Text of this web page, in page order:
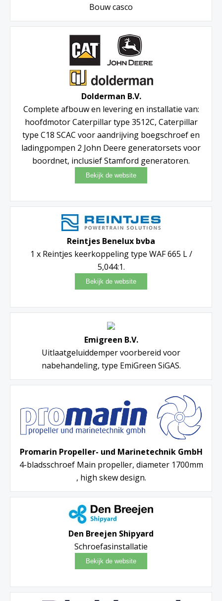
Bouw casco
Dolderman B.V.
Complete afbouw en levering en installatie van:
hoofdmotor Caterpillar type 3512C, Caterpillar
type C18 SCAC voor aandrijving boegschroef en
ladingpompen 2 John Deere generatorsets voor
boordnet, inclusief Stamford generatoren.
Reintjes Benelux bvba
1 x Reintjes keerkoppeling type WAF 665 L /
5,044:1.
Emigreen B.V.
Uitlaatgeluiddemper voorbereid voor
nabehandeling, type EmiGreen SiGAS.
Promarin Propeller- und Marinetechnik GmbH
4-bladsschroef Main propeller, diameter 1700mm
, high skew design.
Den Breejen Shipyard
Schroefasinstallatie